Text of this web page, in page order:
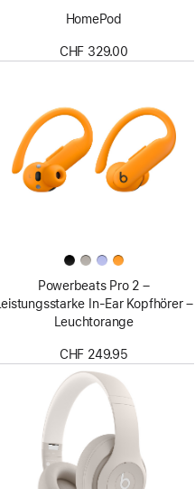
HomePod
CHF 329.00
Powerbeats Pro 2 –
Leistungsstarke In-Ear Kopfhörer –
Leuchtorange
CHF 249.95